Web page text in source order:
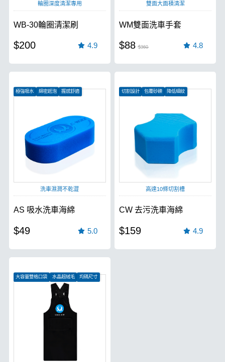
輪圈深度清潔專用
WB-30輪圈清潔刷
$200 4.9
雙面大面積清潔
WM雙面洗車手套
$88 $360 4.8
極強吸水 綿密起泡 握感舒適
洗車濕潤不乾澀
AS 吸水洗車海綿
$49 5.0
切割設計 包覆砂礫 降低細紋
高達10條切割槽
CW 去污洗車海綿
$159 4.9
大容量雙格口袋 水晶超絨毛 均碼尺寸